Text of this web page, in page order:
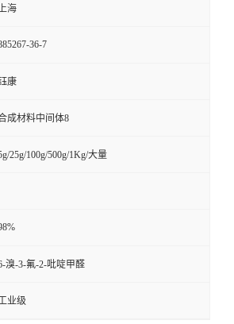
海
36-7
康
成材料中间体8
25g/100g/500g/1Kg/大量
溴-3-氟-2-吡啶甲醛
业级